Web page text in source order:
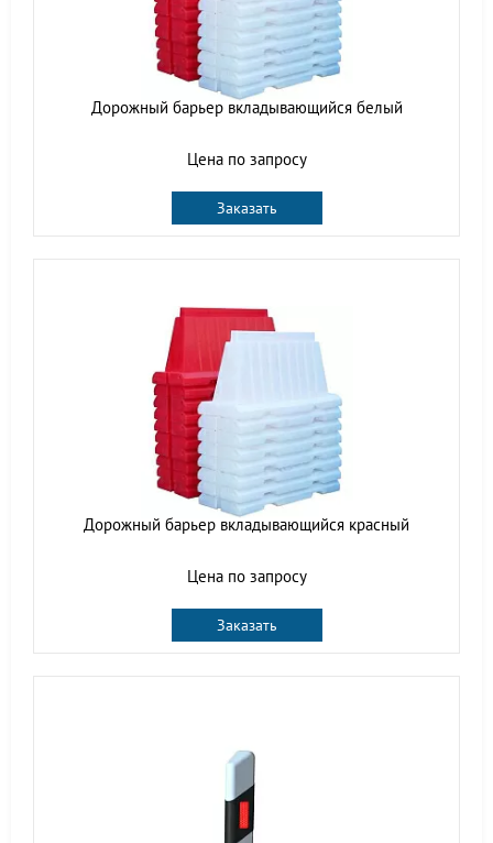
Дорожный барьер вкладывающийся белый
Цена по запросу
Заказать
Дорожный барьер вкладывающийся красный
Цена по запросу
Заказать